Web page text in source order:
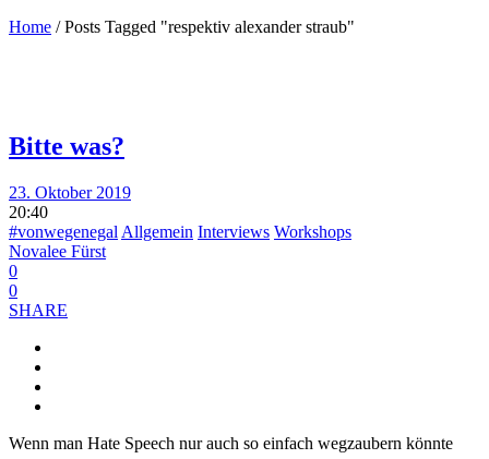
Home /Posts Tagged "respektiv alexander straub"
Bitte was?
23. Oktober 2019
20:40
#vonwegenegal Allgemein Interviews Workshops
Novalee Fürst
0
0
SHARE
Wenn man Hate Speech nur auch so einfach wegzaubern könnte